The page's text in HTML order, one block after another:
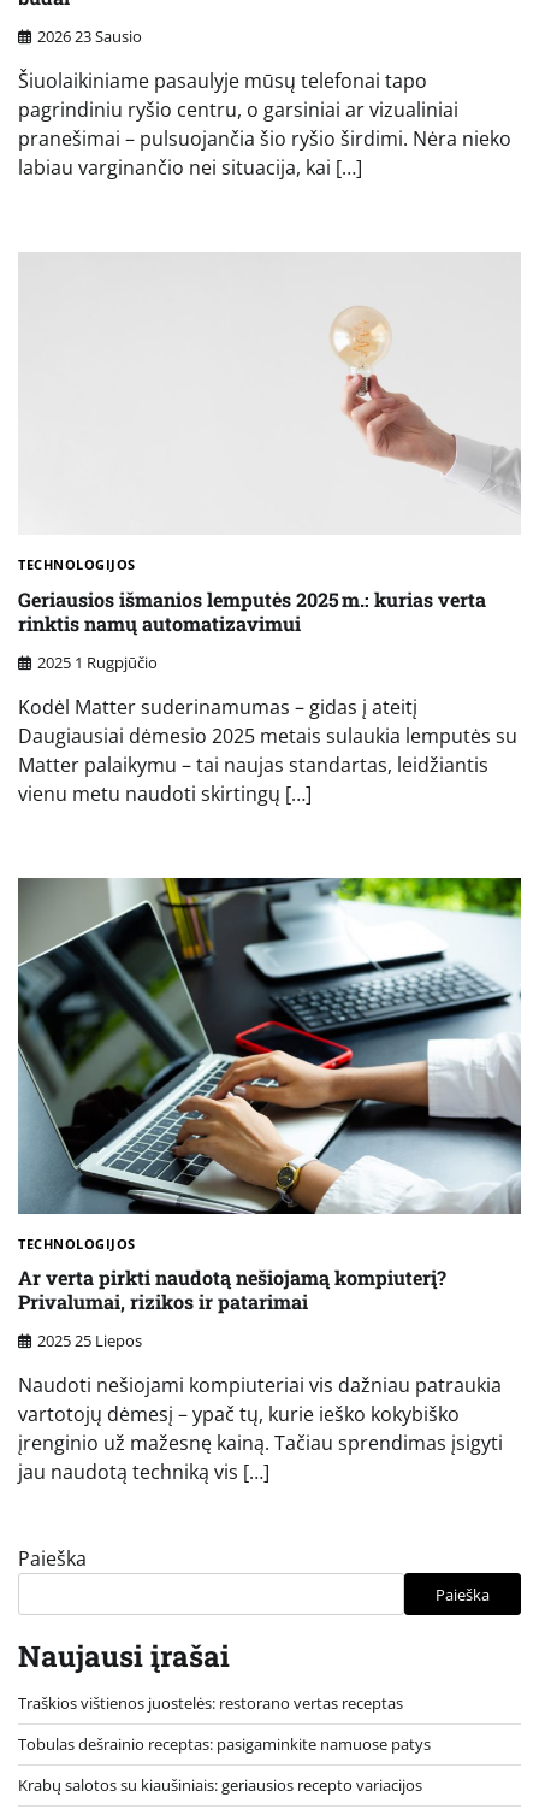
2026 23 Sausio
Šiuolaikiniame pasaulyje mūsų telefonai tapo
pagrindiniu ryšio centru, o garsiniai ar vizualiniai
pranešimai – pulsuojančia šio ryšio širdimi. Nėra nieko
labiau varginančio nei situacija, kai […]
TECHNOLOGIJOS
Geriausios išmanios lemputės 2025 m.: kurias verta
rinktis namų automatizavimui
2025 1 Rugpjūčio
Kodėl Matter suderinamumas – gidas į ateitį
Daugiausiai dėmesio 2025 metais sulaukia lemputės su
Matter palaikymu – tai naujas standartas, leidžiantis
vienu metu naudoti skirtingų […]
TECHNOLOGIJOS
Ar verta pirkti naudotą nešiojamą kompiuterį?
Privalumai, rizikos ir patarimai
2025 25 Liepos
Naudoti nešiojami kompiuteriai vis dažniau patraukia
vartotojų dėmesį – ypač tų, kurie ieško kokybiško
įrenginio už mažesnę kainą. Tačiau sprendimas įsigyti
jau naudotą techniką vis […]
Paieška
Paieška
Naujausi įrašai
Traškios vištienos juostelės: restorano vertas receptas
Tobulas dešrainio receptas: pasigaminkite namuose patys
Krabų salotos su kiaušiniais: geriausios recepto variacijos